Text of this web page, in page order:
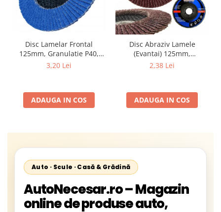
Disc Lamelar Frontal
125mm, Granulatie P40,
Abraziv Premium din
13300 RPM, pentru Slefuire
Otel, Inox, Lemn si Metal,
3,20 Lei
ADAUGA IN COS
Disc Abraziv Lamele
(Evantai) 125mm,
Granulație , pentru Metal și
2,38 Lei
ADAUGA IN COS
Auto · Scule · Casă & Grădină
AutoNecesar.ro – Magazin
online de produse auto,